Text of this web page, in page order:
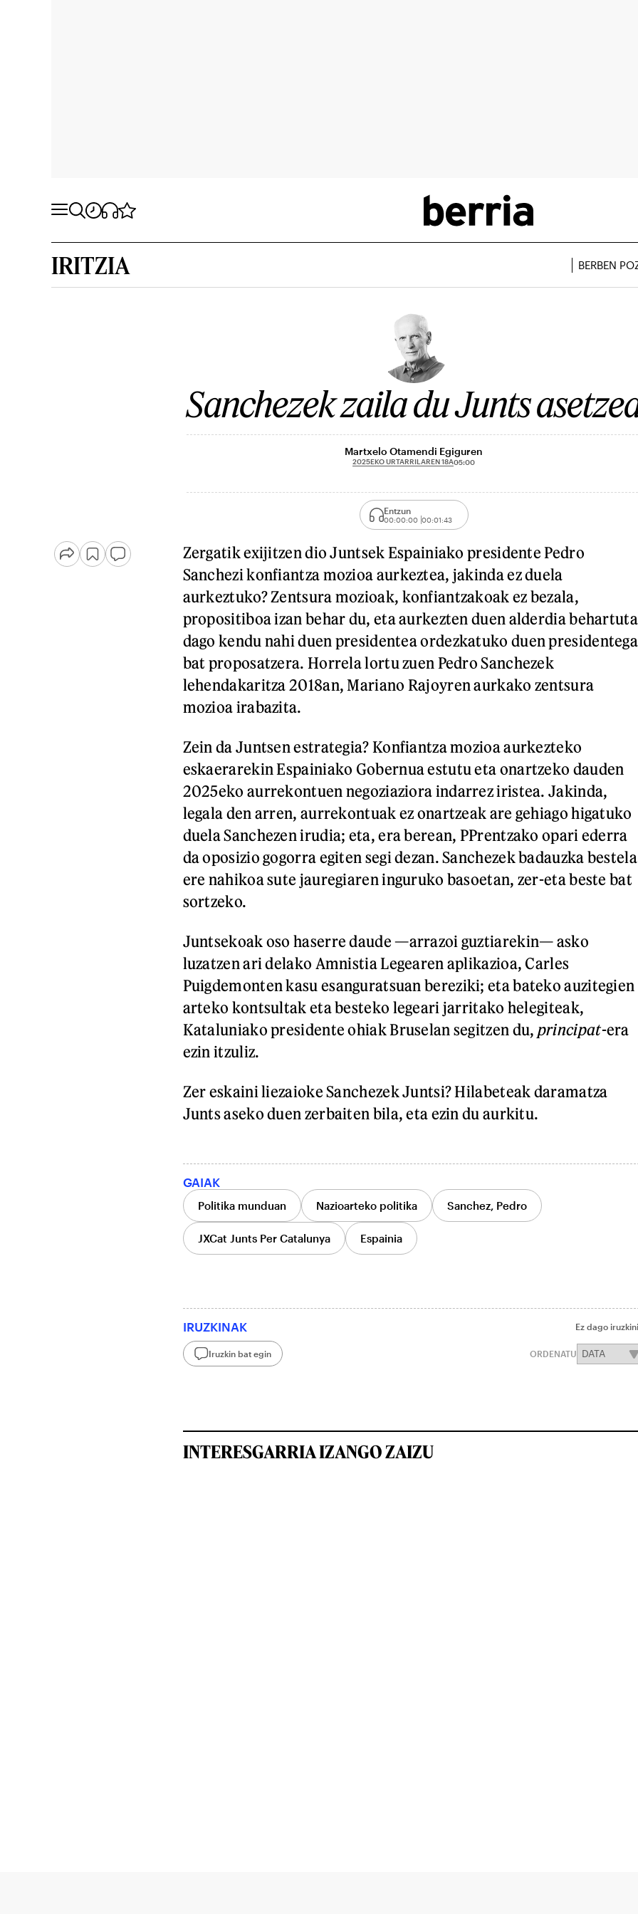
IRITZIA BERBEN
Sanchezek zaila du Junts
Martxelo Otamendi Egiguren
2025EKO URTARRILAREN 18A05:00
Entzun
00:00:00 00:01:43
Zergatik exijitzen dio Juntsek Espainiako presidente Pedro
Sanchezi konfiantza mozioa aurkeztea, jakinda ez duela
aurkeztuko? Zentsura mozioak, konfiantzakoak ez bezala,
propositiboa izan behar du, eta aurkezten duen alderdia behartuta
dago kendu nahi duen presidentea ordezkatuko duen
bat proposatzera. Horrela lortu zuen Pedro Sanchezek
lehendakaritza 2018an, Mariano Rajoyren aurkako zentsura
mozioa irabazita.
Zein da Juntsen estrategia? Konfiantza mozioa aurkezteko
eskaerarekin Espainiako Gobernua estutu eta onartzeko dauden
2025eko aurrekontuen negoziaziora indarrez iristea. Jakinda,
legala den arren, aurrekontuak ez onartzeak are gehiago higatuko
duela Sanchezen irudia; eta, era berean, PPrentzako opari ederra
da oposizio gogorra egiten segi dezan. Sanchezek badauzka bestela
ere nahikoa sute jauregiaren inguruko basoetan, zer-eta beste bat
sortzeko.
Juntsekoak oso haserre daude —arrazoi guztiarekin— asko
luzatzen ari delako Amnistia Legearen aplikazioa, Carles
Puigdemonten kasu esanguratsuan bereziki; eta bateko auzitegien
arteko kontsultak eta besteko legeari jarritako helegiteak,
Kataluniako presidente ohiak Bruselan segitzen du, principat-era
ezin itzuliz.
Zer eskaini liezaioke Sanchezek Juntsi? Hilabeteak daramatza
Junts aseko duen zerbaiten bila, eta ezin du aurkitu.
GAIAK
Politika munduan Nazioarteko politika Sanchez, Pedro
JXCat Junts Per Catalunya Espainia
IRUZKINAK Ez dago
Iruzkin bat egin ORDENATU
INTERESGARRIA IZANGO ZAIZU